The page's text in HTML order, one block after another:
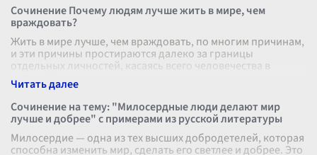
Сочинение Почему людям лучше жить в мире, чем
враждовать?
Жить в мире лучше, чем враждовать, по многим причинам,
и эти причины простираются далеко за границы
отдельных личностей, касаясь всего человечества в
целом. Каждому из нас знакомы
Сочинение на тему: "Милосердные люди делают мир
лучше и добрее" с примерами из русской литературы
Милосердие — одна из тех высших добродетелей, которая
способна изменить мир, сделать его светлее и добрее. Это